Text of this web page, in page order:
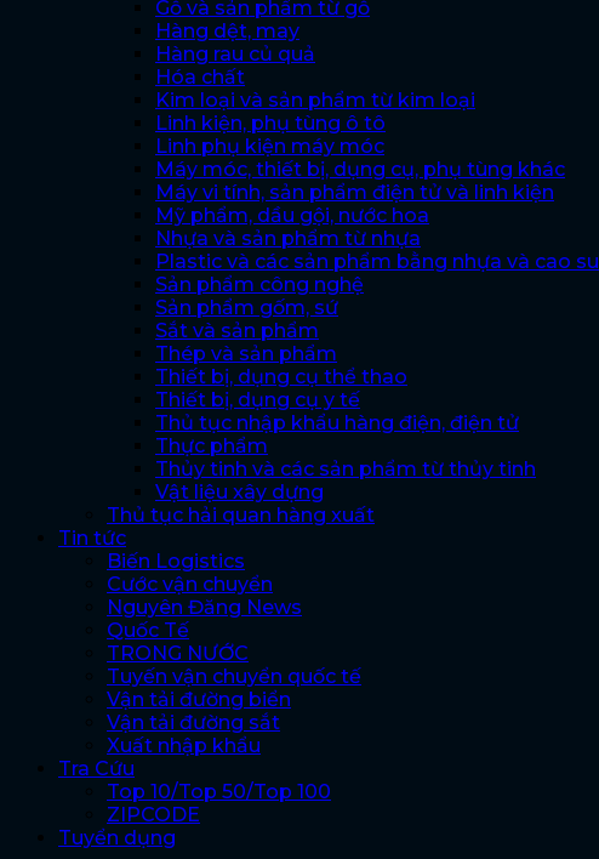
Gỗ và sản phẩm từ gỗ
Hàng dệt, may
Hàng rau củ quả
Hóa chất
Kim loại và sản phẩm từ kim loại
Linh kiện, phụ tùng ô tô
Linh phụ kiện máy móc
Máy móc, thiết bị, dụng cụ, phụ tùng khác
Máy vi tính, sản phẩm điện tử và linh kiện
Mỹ phẩm, dầu gội, nước hoa
Nhựa và sản phẩm từ nhựa
Plastic và các sản phẩm bằng nhựa và cao su
Sản phẩm công nghệ
Sản phẩm gốm, sứ
Sắt và sản phẩm
Thép và sản phẩm
Thiết bị, dụng cụ thể thao
Thiết bị, dụng cụ y tế
Thủ tục nhập khẩu hàng điện, điện tử
Thực phẩm
Thủy tinh và các sản phẩm từ thủy tinh
Vật liệu xây dựng
Thủ tục hải quan hàng xuất
Tin tức
Biến Logistics
Cước vận chuyển
Nguyên Đăng News
Quốc Tế
TRONG NƯỚC
Tuyến vận chuyển quốc tế
Vận tải đường biển
Vận tải đường sắt
Xuất nhập khẩu
Tra Cứu
Top 10/Top 50/Top 100
ZIPCODE
Tuyển dụng